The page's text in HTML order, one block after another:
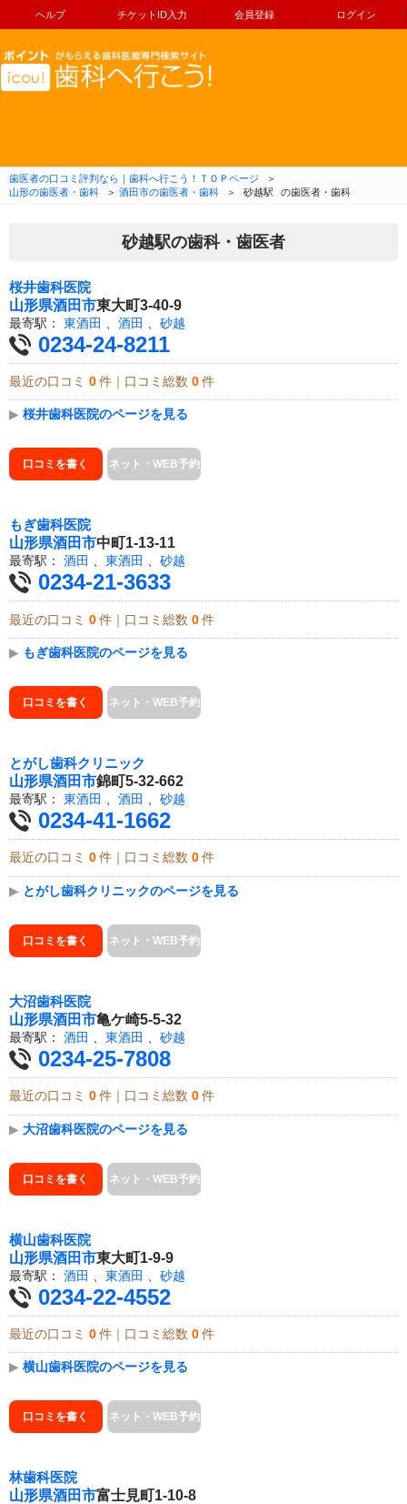
ヘルプ チケットID入力 会員登録 ログイン
コンテンツへ移動
歯医者の口コミ評判なら｜歯科へ行こう！ＴＯＰページ
＞
山形の歯医者・歯科
＞ 酒田市の歯医者・歯科 ＞ 砂越駅 の歯医者・歯科
砂越駅の歯科・歯医者
桜井歯科医院
山形県酒田市東大町3-40-9
最寄駅： 東酒田 酒田 砂越
0234-24-8211
最近の口コミ 0 件｜口コミ総数 0 件
▶ 桜井歯科医院のページを見る
口コミを書く ネット・WEB予約
もぎ歯科医院
山形県酒田市中町1-13-11
最寄駅： 酒田 、 東酒田 、 砂越
0234-21-3633
最近の口コミ 0 件｜口コミ総数 0 件
▶ もぎ歯科医院のページを見る
口コミを書く ネット・WEB予約
とがし歯科クリニック
山形県酒田市錦町5-32-662
最寄駅： 東酒田 酒田 砂越
0234-41-1662
最近の口コミ 0 件｜口コミ総数 0 件
▶ とがし歯科クリニックのページを見る
口コミを書く ネット・WEB予約
大沼歯科医院
山形県酒田市亀ケ崎5-5-32
最寄駅： 酒田 東酒田 砂越
0234-25-7808
最近の口コミ 0 件｜口コミ総数 0 件
▶ 大沼歯科医院のページを見る
口コミを書く ネット・WEB予約
横山歯科医院
山形県酒田市東大町1-9-9
最寄駅： 酒田 東酒田 砂越
0234-22-4552
最近の口コミ 0 件｜口コミ総数 0 件
▶ 横山歯科医院のページを見る
口コミを書く ネット・WEB予約
林歯科医院
山形県酒田市富士見町1-10-8